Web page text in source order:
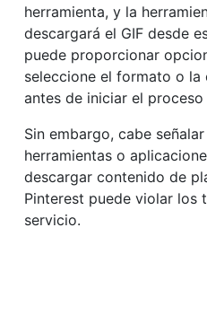
herramienta, y la
descargará el GIF desde
puede proporcionar
seleccione el formato o la
antes de iniciar el
Sin embargo, cabe
herramientas o
descargar contenido de
Pinterest puede violar los
servicio.